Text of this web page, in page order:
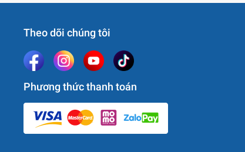
Theo dõi chúng tôi
Phương thức thanh toán